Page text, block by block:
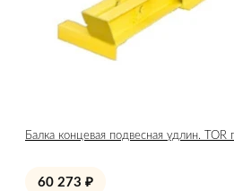
Балка концевая подвесная удлин.
60 273 ₽